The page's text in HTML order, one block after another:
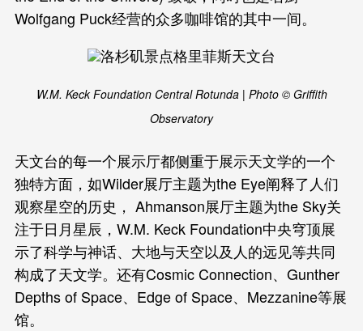
Wolfgang Puck经营的众多咖啡馆的其中一间。
W.M. Keck Foundation Central Rotunda | Photo © Griffith
Observatory
天文台的每一个展示厅都侧重于展示天文学的一个
独特方面，如Wilder展厅主题为the Eye阐释了人们
观察星空的历史， Ahmanson展厅主题为the Sky关
注于日月星辰，W.M. Keck Foundation中央穹顶展
示了科学与神话、大地与天空以及人的远见等共同
构成了天文学。还有Cosmic Connection、Gunther
Depths of Space、Edge of Space、Mezzanine等展
馆。